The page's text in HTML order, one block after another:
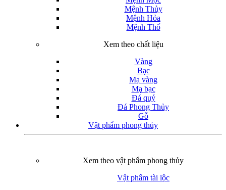
Mệnh Thủy
Mệnh Hỏa
Mệnh Thổ
Xem theo chất liệu
Vàng
Bạc
Mạ vàng
Mạ bạc
Đá quý
Đá Phong Thủy
Gỗ
Vật phẩm phong thủy
Xem theo vật phẩm phong thủy
Vật phẩm tài lộc